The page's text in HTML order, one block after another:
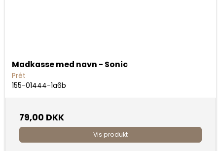
Madkasse med navn - Sonic
Prét
155-01444-1a6b
79,00 DKK
Vis produkt